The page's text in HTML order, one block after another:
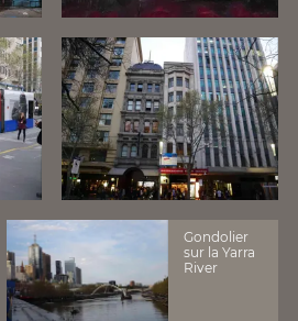
Gondolier
sur la Yarra
River